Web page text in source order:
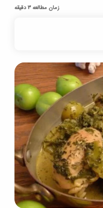
زمان مطالعه 3 دقیقه